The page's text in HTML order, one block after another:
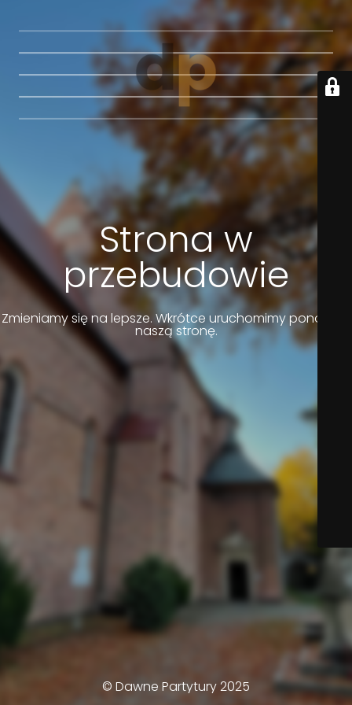
Strona w
przebudowie
Zmieniamy się na lepsze. Wkrótce uruchomimy ponownie
naszą stronę.
© Dawne Partytury 2025